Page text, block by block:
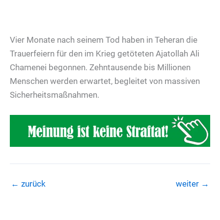
Vier Monate nach seinem Tod haben in Teheran die
Trauerfeiern für den im Krieg getöteten Ajatollah Ali
Chamenei begonnen. Zehntausende bis Millionen
Menschen werden erwartet, begleitet von massiven
Sicherheitsmaßnahmen.
← zurück weiter →